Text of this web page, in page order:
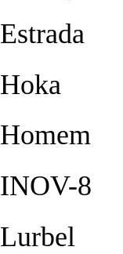
Estrada
Hoka
Homem
INOV-8
Lurbel